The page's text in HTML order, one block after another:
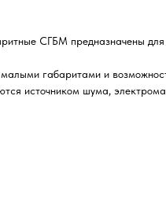
СГБМ предназначены
габаритами и
источником шума,